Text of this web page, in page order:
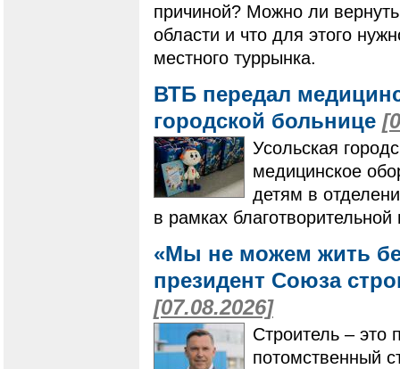
причиной? Можно ли
области и что для этого
местного туррынка.
ВТБ передал
городской больнице
Усольская
медицинское
детям в
в рамках
«Мы не можем жить
президент Союза
[07.08.2026]
Строитель – это
потомственный